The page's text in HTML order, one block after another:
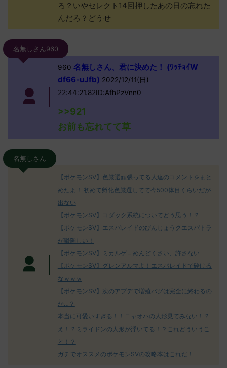
ろ？いやセレクト14回押したあの日の忘れた
んだろ？どうせ
名無しさん960
960 名無しさん、君に決めた！ (ﾜｯﾁｮｲW
df66-uJfb) 2022/12/11(日)
22:44:21.82ID:AfhPzVnn0
>>921
お前も忘れてて草
名無しさん
【ポケモンSV】色厳選頑張ってる人達のコメントをまと
めたよ！ 初めて孵化色厳選してて今500体目くらいだが
出ない
【ポケモンSV】コダック系統についてどう思う！？
【ポケモンSV】エスバレイドのびんじょうクエスパトラ
が鬱陶しい！
【ポケモンSV】ミカルゲ＝めんどくさい、許さない
【ポケモンSV】グレンアルマよ！エスバレイドで砕ける
なｗｗｗ
【ポケモンSV】次のアプデで増殖バグは完全に終わるの
か…？
本当に可愛いすぎる！！ニャオハの人形見てみない！？
え！？ミライドンの人形が浮いてる！？これどういうこ
と！？
ガチでオススメのポケモンSVの攻略本はこれだ！